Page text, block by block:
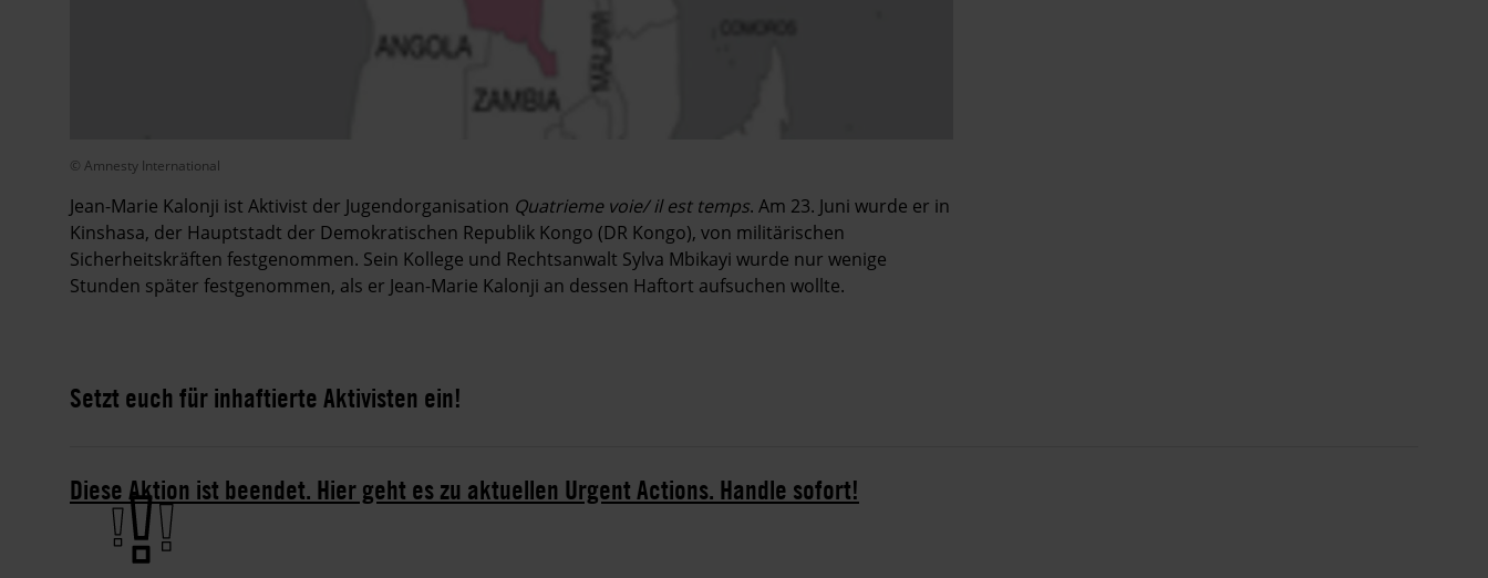
© Amnesty International
Jean-Marie Kalonji ist Aktivist der Jugendorganisation Quatrieme voie/ il est temps. Am 23. Juni wurde er in
Kinshasa, der Hauptstadt der Demokratischen Republik Kongo (DR Kongo), von militärischen
Sicherheitskräften festgenommen. Sein Kollege und Rechtsanwalt Sylva Mbikayi wurde nur wenige
Stunden später festgenommen, als er Jean-Marie Kalonji an dessen Haftort aufsuchen wollte.
Setzt euch für inhaftierte Aktivisten ein!
Diese Aktion ist beendet. Hier geht es zu aktuellen Urgent Actions. Handle sofort!